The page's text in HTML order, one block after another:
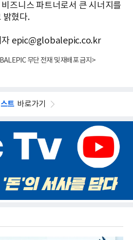
즈니스 파트너로서 큰 시너지를
밝혔다.
자 epic@globalepic.co.kr
무단 전재 및 재배포 금지>
트 바로가기